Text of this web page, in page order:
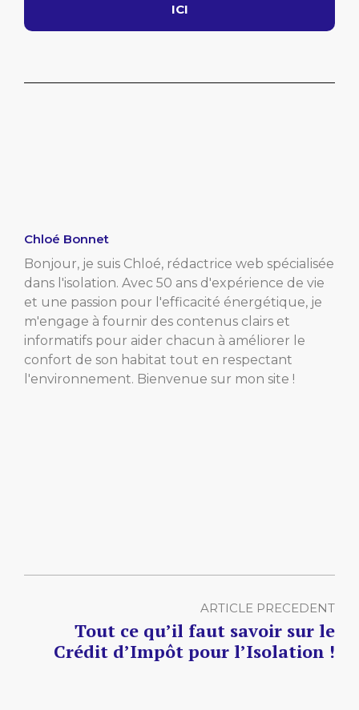
ICI
Chloé Bonnet
Bonjour, je suis Chloé, rédactrice web spécialisée
dans l'isolation. Avec 50 ans d'expérience de vie
et une passion pour l'efficacité énergétique, je
m'engage à fournir des contenus clairs et
informatifs pour aider chacun à améliorer le
confort de son habitat tout en respectant
l'environnement. Bienvenue sur mon site !
ARTICLE PRECEDENT
Tout ce qu’il faut savoir sur le
Crédit d’Impôt pour l’Isolation !